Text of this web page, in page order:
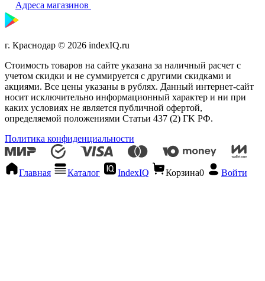
Адреса магазинов
г. Краснодар © 2026 indexIQ.ru
Стоимость товаров на сайте указана за наличный расчет с
учетом скидки и не суммируется с другими скидками и
акциями. Все цены указаны в рублях. Данный интернет-сайт
носит исключительно информационный характер и ни при
каких условиях не является публичной офертой,
определяемой положениями Статьи 437 (2) ГK РФ.
Политика конфиденциальности
Главная Каталог IndexIQ Корзина0 Войти